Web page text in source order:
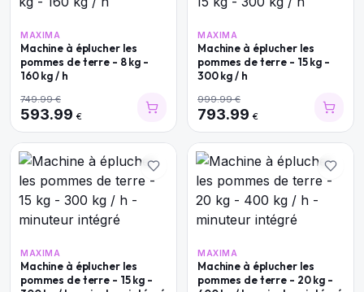
MAXIMA
Machine à éplucher les
pommes de terre - 8 kg -
160 kg / h
749.99€
593.99 €
MAXIMA
Machine à éplucher les
pommes de terre - 15 kg -
300 kg / h
999.99€
793.99 €
MAXIMA
Machine à éplucher les
pommes de terre - 15 kg -
MAXIMA
Machine à éplucher les
pommes de terre - 20 kg -